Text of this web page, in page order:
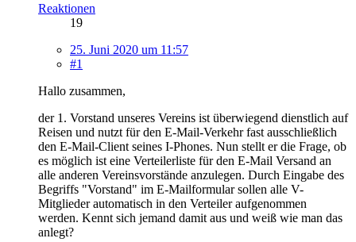
Reaktionen
19
25. Juni 2020 um 11:57
#1
Hallo zusammen,
der 1. Vorstand unseres Vereins ist überwiegend dienstlich auf
Reisen und nutzt für den E-Mail-Verkehr fast ausschließlich
den E-Mail-Client seines I-Phones. Nun stellt er die Frage, ob
es möglich ist eine Verteilerliste für den E-Mail Versand an
alle anderen Vereinsvorstände anzulegen. Durch Eingabe des
Begriffs "Vorstand" im E-Mailformular sollen alle V-
Mitglieder automatisch in den Verteiler aufgenommen
werden. Kennt sich jemand damit aus und weiß wie man das
anlegt?